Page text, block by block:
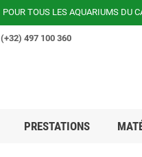
POUR TOUS LES AQUARIUMS DU
(+32) 497 100 360
PRESTATIONS